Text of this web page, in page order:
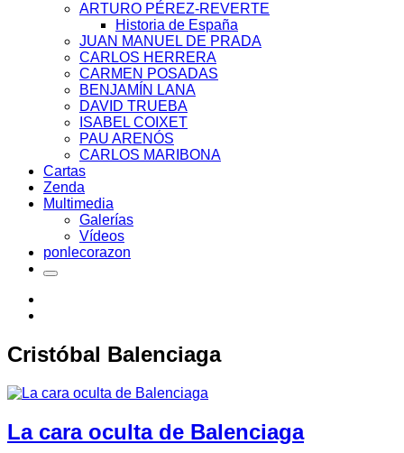
ARTURO PÉREZ-REVERTE
Historia de España
JUAN MANUEL DE PRADA
CARLOS HERRERA
CARMEN POSADAS
BENJAMÍN LANA
DAVID TRUEBA
ISABEL COIXET
PAU ARENÓS
CARLOS MARIBONA
Cartas
Zenda
Multimedia
Galerías
Vídeos
ponlecorazon
Cristóbal Balenciaga
La cara oculta de Balenciaga